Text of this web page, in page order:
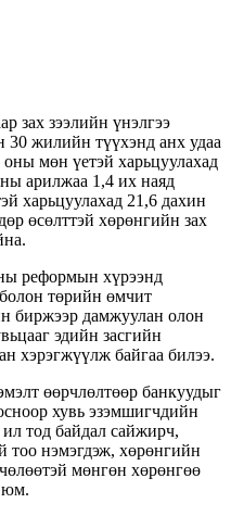
зах зээлийн үнэлгээ
30 жилийн түүхэнд анх удаа
мөн үетэй харьцуулахад
арилжаа 1,4 их наяд
харьцуулахад 21,6 дахин
өсөлттэй хөрөнгийн зах
реформын хүрээнд
төрийн өмчит
биржээр дамжуулан олон
эдийн засгийн
хэрэгжүүлж байгаа билээ.
өөрчлөлтөөр банкуудыг
хувь эзэмшигчдийн
тод байдал сайжирч,
тоо нэмэгдэж, хөрөнгийн
мөнгөн хөрөнгөө
юм.